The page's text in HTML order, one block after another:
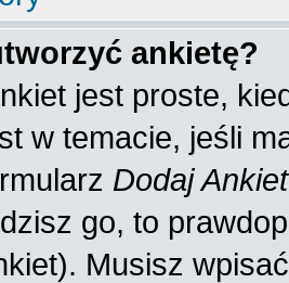
ankietę?
jest proste,
w temacie, jeśli
Dodaj
go, to
Musisz